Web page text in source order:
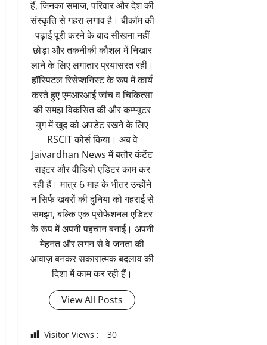
हैं, जिनका समाज, परिवार और देश की
संस्कृति से गहरा लगाव है। बीकॉम की
पढ़ाई पूरी करने के बाद सीखना नहीं
छोड़ा और तकनीकी कौशल में निखार
लाने के लिए लगातार प्रयासरत रहीं।
हॉस्पिटल रिसेप्शनिस्ट के रूप में कार्य
करते हुए एमआरआई जांच व चिकित्सा
की समझ विकसित की और कम्प्यूटर
युग में खुद को अपडेट रखने के लिए
RSCIT कोर्स किया। अब वे
Jaivardhan News में बतौर कंटेंट
राइटर और वीडियो एडिटर काम कर
रही हैं। मात्र 6 माह के भीतर उन्होंने
न सिर्फ खबरों की दुनिया को गहराई से
समझा, बल्कि एक प्रोफेशनल एडिटर
के रूप में अपनी पहचान बनाई। अपनी
मेहनत और लगन से वे जनता की
आवाज़ बनकर सकारात्मक बदलाव की
दिशा में काम कर रही हैं।
View All Posts
Visitor Views : 30